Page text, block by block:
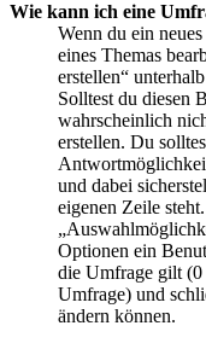
Wie kann ich eine
Wenn du ein
eines Themas
erstellen“
Solltest du diesen
wahrscheinlich
erstellen. Du
und dabei
eigenen Zeile
Optionen ein
die Umfrage gilt (0
Umfrage) und
ändern können.